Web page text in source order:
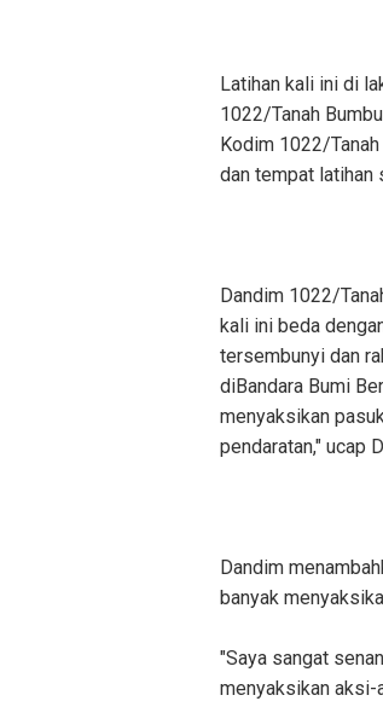
Latihan kali ini di
1022/Tanah
Kodim 1022/
dan tempat latihan
Dandim 1022/
kali ini beda
tersembunyi dan
diBandara Bumi
menyaksikan
pendaratan," ucap
Dandim
banyak
"Saya sangat
menyaksikan aksi-